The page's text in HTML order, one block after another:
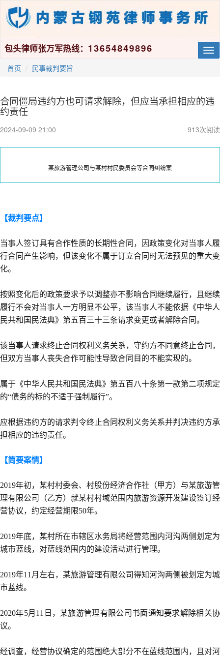
包头律师张万军热线： 13654849896
首页 民事裁判要旨
合同僵局违约方也可请求解除，但应当承担相应的违
约责任
2024-09-09 21:00 913次阅读
某旅游管理公司与某村村民委员会等合同纠纷案
【裁判要点】
当事人签订具有合作性质的长期性合同，因政策变化对当事人履
行合同产生影响，但该变化不属于订立合同时无法预见的重大变
化。
按照变化后的政策要求予以调整亦不影响合同继续履行，且继续
履行不会对当事人一方明显不公平，该当事人不能依据《中华人
民共和国民法典》第五百三十三条请求变更或者解除合同。
该当事人请求终止合同权利义务关系，守约方不同意终止合同，
但双方当事人丧失合作可能性导致合同目的不能实现的。
属于《中华人民共和国民法典》第五百八十条第一款第二项规定
的“债务的标的不适于强制履行”。
应根据违约方的请求判令终止合同权利义务关系并判决违约方承
担相应的违约责任。
【简要案情】
2019年初，某村村委会、村股份经济合作社（甲方）与某旅游管
理有限公司（乙方）就某村村域范围内旅游资源开发建设签订经
营协议，约定经营期限50年。
2019年底，某村所在市辖区水务局将经营范围内河沟两侧划定为
城市蓝线，对蓝线范围内的建设活动进行管理。
2019年11月左右，某旅游管理有限公司得知河沟两侧被划定为城
市蓝线。
2020年5月11日，某旅游管理有限公司书面通知要求解除相关协
议。
经调查，经营协议确定的范围绝大部分不在蓝线范围内，且对河